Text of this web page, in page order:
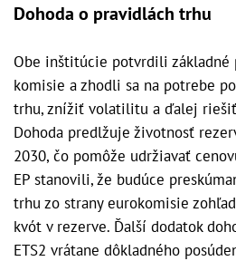
Dohoda o pravidlách trhu
Obe inštitúcie potvrdili základné
komisie a zhodli sa na potrebe
trhu, znížiť volatilitu a ďalej
Dohoda predlžuje životnosť
2030, čo pomôže udržiavať
EP stanovili, že budúce
trhu zo strany eurokomisie
kvót v rezerve. Ďalší dodatok
ETS2 vrátane dôkladného